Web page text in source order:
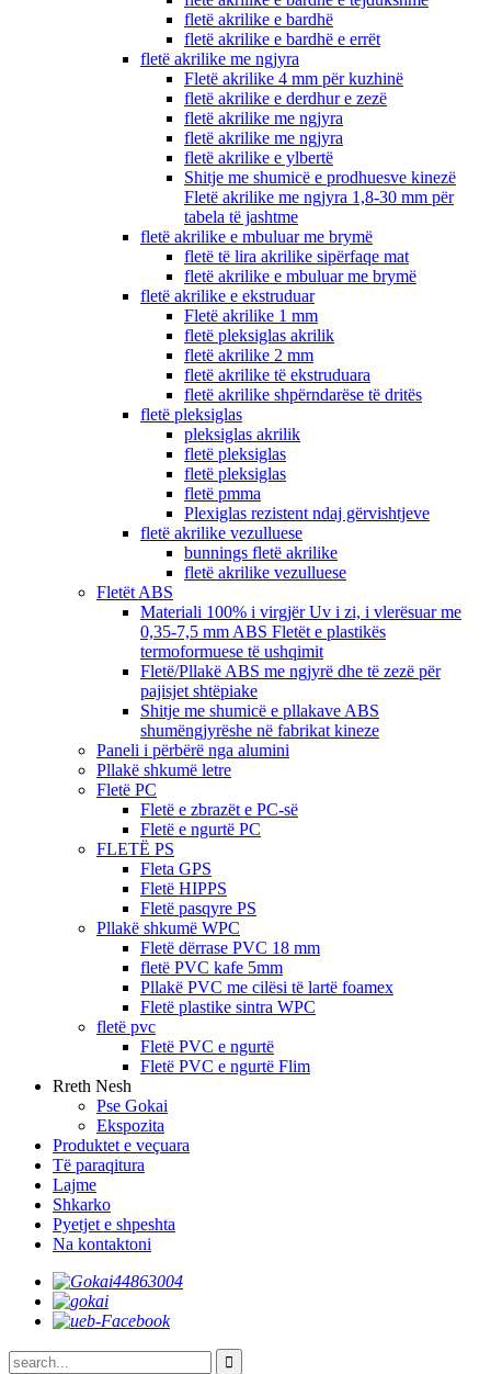
fletë akrilike e bardhë
fletë akrilike e bardhë e errët
fletë akrilike me ngjyra
Fletë akrilike 4 mm për kuzhinë
fletë akrilike e derdhur e zezë
fletë akrilike me ngjyra
fletë akrilike me ngjyra
fletë akrilike e ylbertë
Shitje me shumicë e prodhuesve kinezë
Fletë akrilike me ngjyra 1,8-30 mm për
tabela të jashtme
fletë akrilike e mbuluar me brymë
fletë të lira akrilike sipërfaqe mat
fletë akrilike e mbuluar me brymë
fletë akrilike e ekstruduar
Fletë akrilike 1 mm
fletë pleksiglas akrilik
fletë akrilike 2 mm
fletë akrilike të ekstruduara
fletë akrilike shpërndarëse të dritës
fletë pleksiglas
pleksiglas akrilik
fletë pleksiglas
fletë pleksiglas
fletë pmma
Plexiglas rezistent ndaj gërvishtjeve
fletë akrilike vezulluese
bunnings fletë akrilike
fletë akrilike vezulluese
Fletët ABS
Materiali 100% i virgjër Uv i zi, i vlerësuar me
0,35-7,5 mm ABS Fletët e plastikës
termoformuese të ushqimit
Fletë/Pllakë ABS me ngjyrë dhe të zezë për
pajisjet shtëpiake
Shitje me shumicë e pllakave ABS
shumëngjyrëshe në fabrikat kineze
Paneli i përbërë nga alumini
Pllakë shkumë letre
Fletë PC
Fletë e zbrazët e PC-së
Fletë e ngurtë PC
FLETË PS
Fleta GPS
Fletë HIPPS
Fletë pasqyre PS
Pllakë shkumë WPC
Fletë dërrase PVC 18 mm
fletë PVC kafe 5mm
Pllakë PVC me cilësi të lartë foamex
Fletë plastike sintra WPC
fletë pvc
Fletë PVC e ngurtë
Fletë PVC e ngurtë Flim
Rreth Nesh
Pse Gokai
Ekspozita
Produktet e veçuara
Të paraqitura
Lajme
Shkarko
Pyetjet e shpeshta
Na kontaktoni